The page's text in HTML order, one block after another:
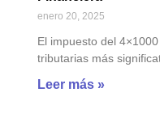
enero 20, 2025
El impuesto del
tributarias más
Leer más »